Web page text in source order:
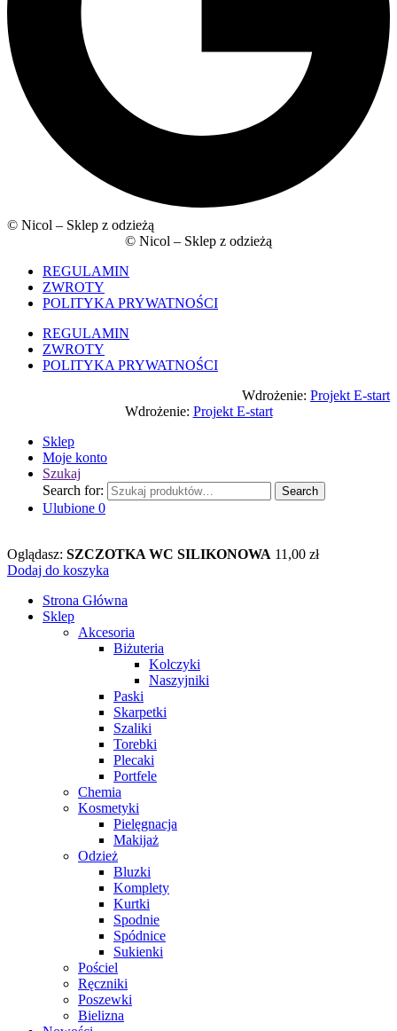
© Nicol – Sklep z odzieżą
© Nicol – Sklep z odzieżą
REGULAMIN
ZWROTY
POLITYKA PRYWATNOŚCI
REGULAMIN
ZWROTY
POLITYKA PRYWATNOŚCI
Wdrożenie: Projekt E-start
Wdrożenie: Projekt E-start
Sklep
Moje konto
Szukaj
Search for:
Search
Ulubione 0
Oglądasz: SZCZOTKA WC SILIKONOWA 11,00 zł
Dodaj do koszyka
Strona Główna
Sklep
Akcesoria
Biżuteria
Kolczyki
Naszyjniki
Paski
Skarpetki
Szaliki
Torebki
Plecaki
Portfele
Chemia
Kosmetyki
Pielęgnacja
Makijaż
Odzież
Bluzki
Komplety
Kurtki
Spodnie
Spódnice
Sukienki
Pościel
Ręczniki
Poszewki
Bielizna